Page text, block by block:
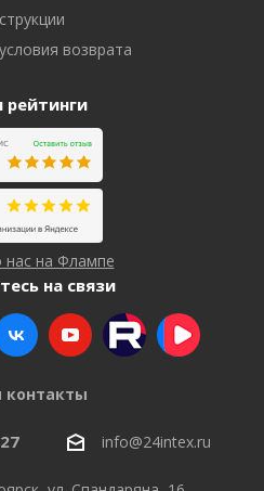
возврата
на Флампе
на связи
info@24intex.ru